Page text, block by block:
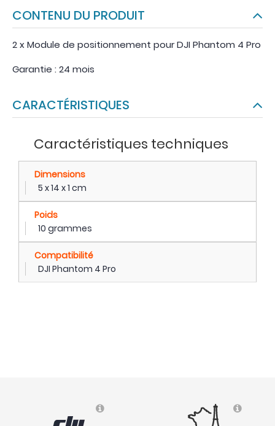
CONTENU DU PRODUIT
2 x Module de positionnement pour DJI Phantom 4 Pro
Garantie : 24 mois
CARACTÉRISTIQUES
Caractéristiques techniques
Dimensions
5 x 14 x 1 cm
Poids
10 grammes
Compatibilité
DJI Phantom 4 Pro